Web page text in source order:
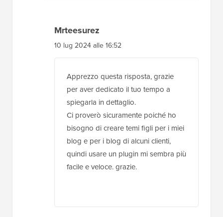
Mrteesurez
10 lug 2024 alle 16:52
Apprezzo questa risposta, grazie
per aver dedicato il tuo tempo a
spiegarla in dettaglio.
Ci proverò sicuramente poiché ho
bisogno di creare temi figli per i miei
blog e per i blog di alcuni clienti,
quindi usare un plugin mi sembra più
facile e veloce. grazie.